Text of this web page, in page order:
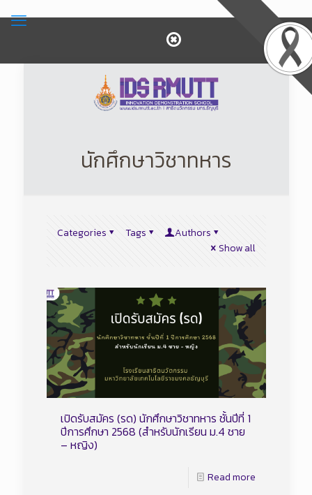
นักศึกษาวิชาทหาร
Categories Tags
Authors
Show all
เปิดรับสมัคร (รด) นักศึกษาวิชาทหาร ชั้นปีที่ 1
ปีการศึกษา 2568 (สำหรับนักเรียน ม.4 ชาย
– หญิง)
Read more